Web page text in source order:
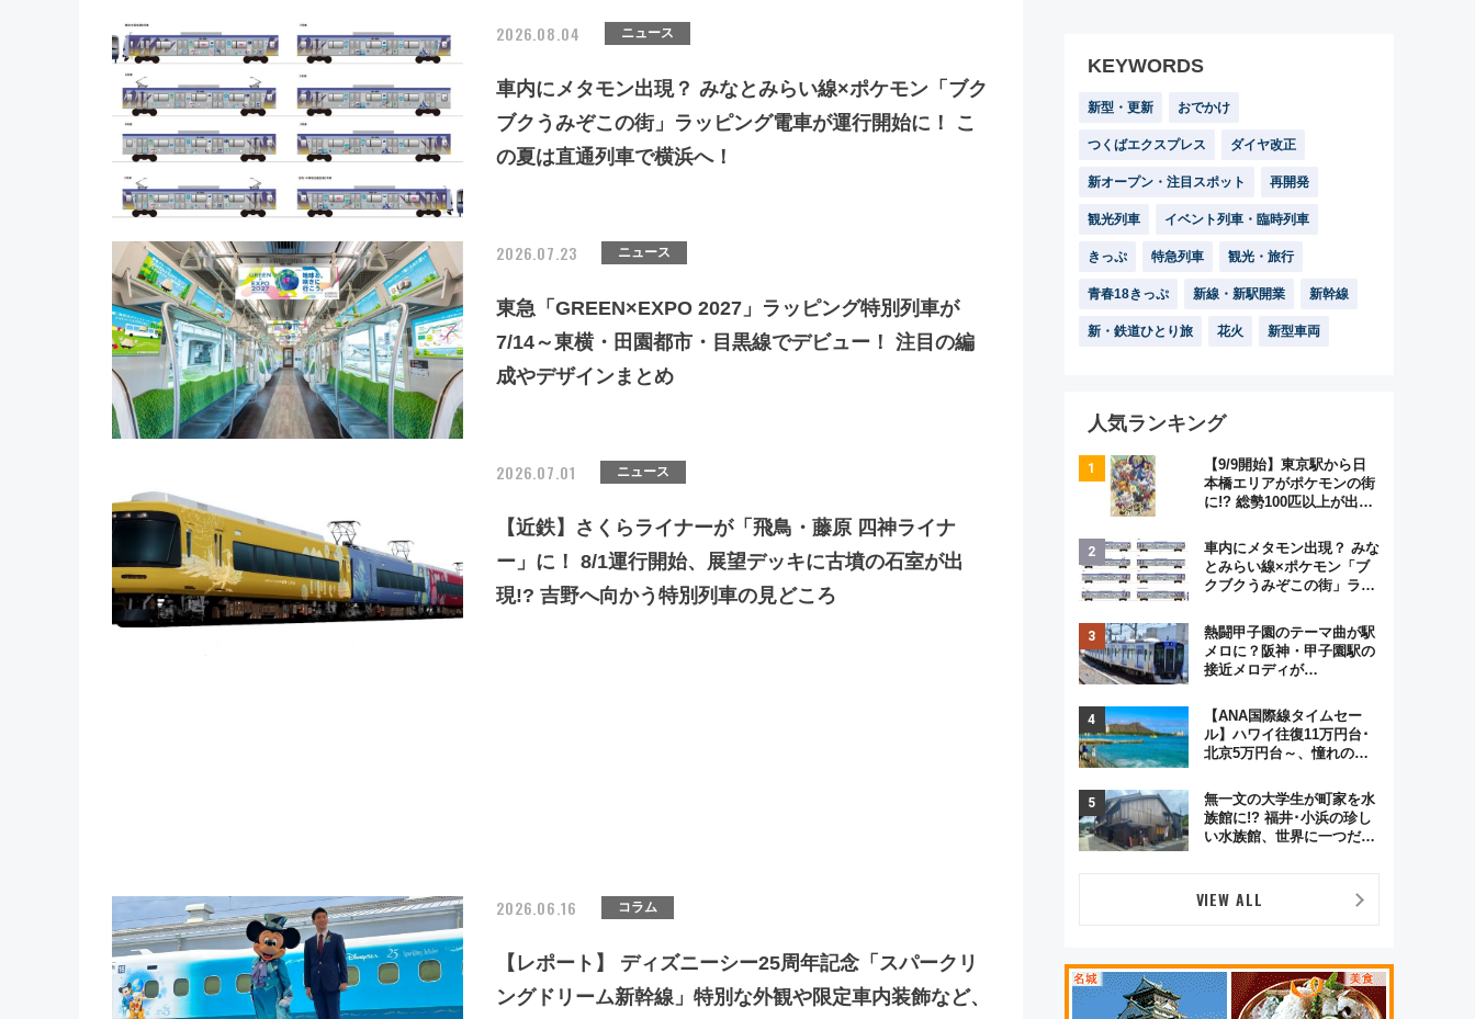
2026.08.04 ニュース
車内にメタモン出現？ みなとみらい線×ポケモン「ブク
ブクうみぞこの街」ラッピング電車が運行開始に！ こ
の夏は直通列車で横浜へ！
2026.07.23 ニュース
東急「GREEN×EXPO 2027」ラッピング特別列車が
7/14～東横・田園都市・目黒線でデビュー！ 注目の編
成やデザインまとめ
2026.07.01 ニュース
【近鉄】さくらライナーが「飛鳥・藤原 四神ライナ
ー」に！ 8/1運行開始、展望デッキに古墳の石室が出
現!? 吉野へ向かう特別列車の見どころ
2026.06.16 コラム
【レポート】 ディズニーシー25周年記念「スパークリ
ングドリーム新幹線」特別な外観や限定車内装飾など、
KEYWORDS
新型・更新 おでかけ
つくばエクスプレス ダイヤ改正
新オープン・注目スポット 再開発
観光列車 イベント列車・臨時列車
きっぷ 特急列車 観光・旅行
青春18きっぷ 新線・新駅開業 新幹線
新・鉄道ひとり旅 花火 新型車両
人気ランキング
【9/9開始】東京駅から日
本橋エリアがポケモンの街
に!? 総勢100匹以上が出現
格謎解き・グッズ情報まと
め
車内にメタモン出現？ みな
とみらい線×ポケモン「ブ
クブクうみぞこの街」ラッ
この夏は直通列車で横浜
へ！
熱闘甲子園のテーマ曲が駅
メロに？阪神・甲子園駅の
接近メロディが
実アレンジの特別仕様へ、
8月5日始発から
【ANA国際線タイムセー
ル】ハワイ往復11万円台･
北京5万円台～、憧れのビ
GW旅行まで狙える激アツ
路線まとめ（8/10まで）
無一文の大学生が町家を水
族館に!? 福井･小浜の珍し
い水族館、世界に一つだけ
第2弾
VIEW ALL